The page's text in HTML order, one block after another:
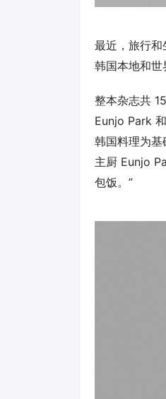
最近，旅行
韩国本地和世
整本杂志共
Eunjo Park
韩国料理为
主厨 Eunjo
包饭。”